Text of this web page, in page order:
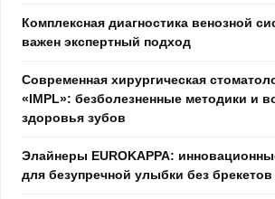
Комплексная диагностика венозной
важен экспертный подход
Современная хирургическая
«IMPL»: безболезненные методики и
здоровья зубов
Элайнеры EUROKAPPA:
для безупречной улыбки без брекетов